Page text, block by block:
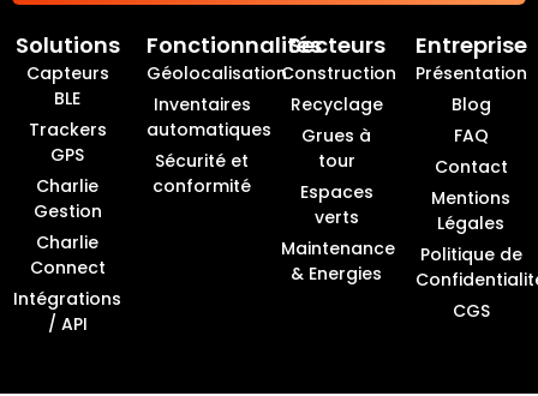
Solutions
Capteurs
BLE
Trackers
GPS
Charlie
Gestion
Charlie
Connect
Intégrations
/ API
Fonctionnalités
Géolocalisation
Inventaires
automatiques
Sécurité et
conformité
Secteurs
Construction
Recyclage
Grues à
tour
Espaces
verts
Maintenance
& Energies
Entreprise
Présentation
Blog
FAQ
Contact
Mentions
Légales
Politique de
CGS